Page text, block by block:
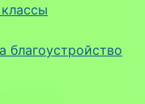
благоустройство